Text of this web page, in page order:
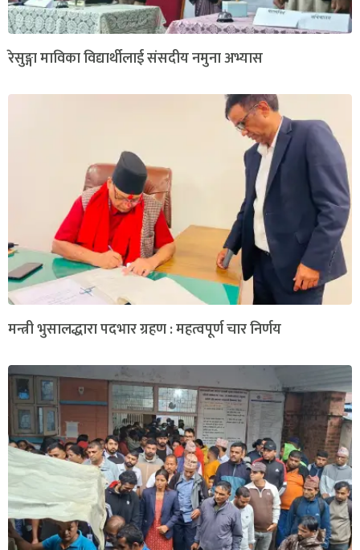
रेसुङ्गा माविका विद्यार्थीलाई संसदीय नमुना अभ्यास
मन्त्री भुसालद्धारा पदभार ग्रहण : महत्वपूर्ण चार निर्णय